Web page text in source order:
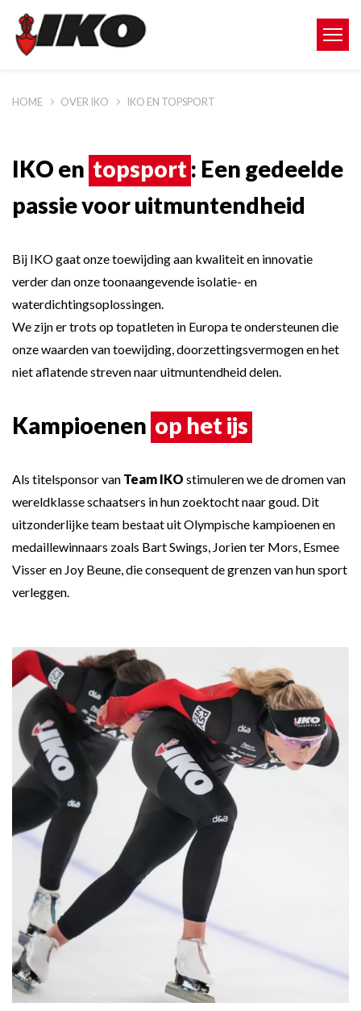
HOME OVER IKO IKO EN TOPSPORT
IKO en topsport: Een gedeelde
passie voor uitmuntendheid
Bij IKO gaat onze toewijding aan kwaliteit en innovatie
verder dan onze toonaangevende isolatie- en
waterdichtingsoplossingen.
We zijn er trots op topatleten in Europa te ondersteunen die
onze waarden van toewijding, doorzettingsvermogen en het
niet aflatende streven naar uitmuntendheid delen.
Kampioenen op het ijs
Als titelsponsor van Team IKO stimuleren we de dromen van
wereldklasse schaatsers in hun zoektocht naar goud. Dit
uitzonderlijke team bestaat uit Olympische kampioenen en
medaillewinnaars zoals Bart Swings, Jorien ter Mors, Esmee
Visser en Joy Beune, die consequent de grenzen van hun sport
verleggen.